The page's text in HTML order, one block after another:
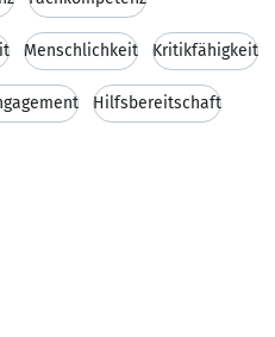
Menschlichkeit Kritikfähigkeit
Hilfsbereitschaft